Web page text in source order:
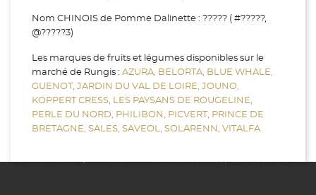
Nom CHINOIS de Pomme Dalinette : ????? ( #?????,
@?????3)
Les marques de fruits et légumes disponibles sur le
marché de Rungis : AZURA, BELORTA, BLUE WHALE,
GUENOT, JARDIN DU VAL DE LOIRE, JOUNO,
KOPPERT CRESS, LES PAYSANS DE ROUGELINE,
PERLE DU NORD, PHILIBON, PICVERT, PRINCE DE
BRETAGNE, SALES, SAVEOL, SOLARENN, VITALFA